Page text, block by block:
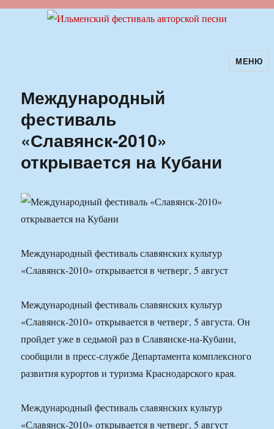
Ильменский фестиваль авторскойМЕНЮ
Международный
фестиваль
«Славянск-2010»
открывается на Кубани
Международный фестиваль славянских культур
«Славянск-2010» открывается в четверг, 5 август
Международный фестиваль славянских культур
«Славянск-2010» открывается в четверг, 5 августа. Он
пройдет уже в седьмой раз в Славянске-на-Кубани,
сообщили в пресс-службе Департамента комплексного
развития курортов и туризма Краснодарского края.
Международный фестиваль славянских культур
«Славянск-2010» открывается в четверг, 5 август